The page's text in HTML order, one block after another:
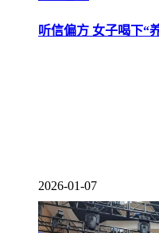
听信偏方 女子喝下“
2026-01-07